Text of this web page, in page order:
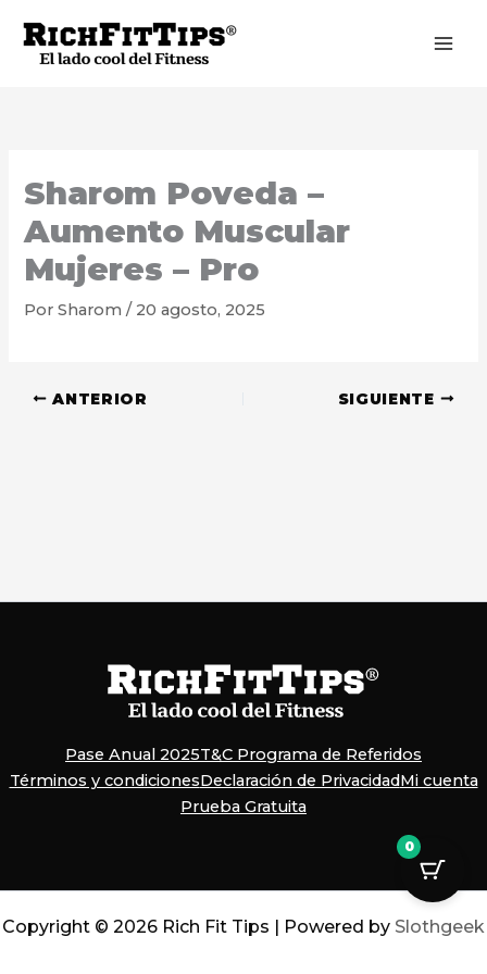
contenido
Sharom Poveda –
Aumento Muscular
Mujeres – Pro
PorSharom/ 20 agosto, 2025
ANTERIOR SIGUIENTE
Pase Anual 2025T&C Programa de Referidos
Términos y condicionesDeclaración de PrivacidadMi cuenta
Prueba Gratuita
Copyright © 2026 Rich Fit Tips | Powered by Slothgeek
0